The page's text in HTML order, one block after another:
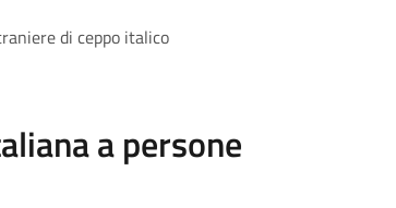
di ceppo italico
a persone